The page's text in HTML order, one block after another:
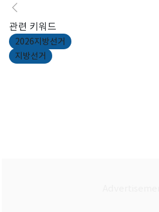
관련 키워드
2026지방선거
지방선거